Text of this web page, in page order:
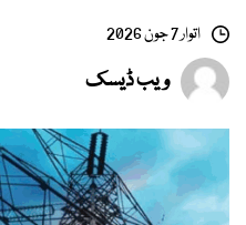
اتوار 7 جون 2026
ویب ڈیسک